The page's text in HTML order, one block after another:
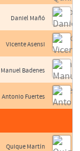
Daniel Mañó
Vicente Asensi
Manuel Badenes
Antonio Fuertes
Quique Martín